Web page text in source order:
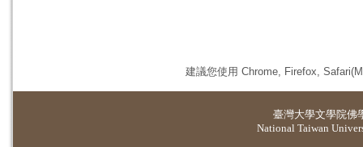
建議您使用 Chrome, Firefox,
臺灣大學文學院佛
National Taiwan